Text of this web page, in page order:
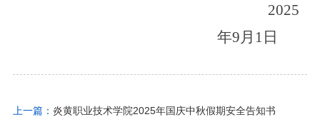
2025
年9 月 1 日
上一篇： 炎黄职业技术学院2025年国庆中秋假期安全告知书